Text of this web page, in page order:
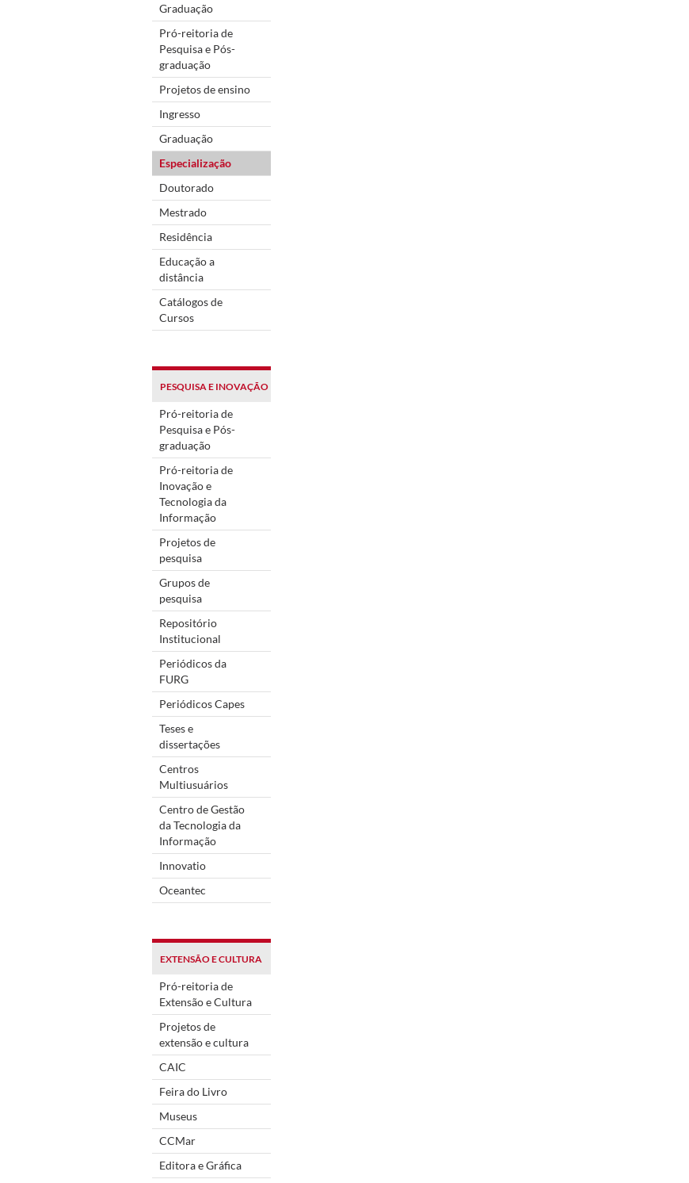
Graduação
Pró-reitoria de
Pesquisa e Pós-
graduação
Projetos de ensino
Ingresso
Graduação
Especialização
Doutorado
Mestrado
Residência
Educação a
distância
Catálogos de
Cursos
PESQUISA E INOVAÇÃO
Pró-reitoria de
Pesquisa e Pós-
graduação
Pró-reitoria de
Inovação e
Tecnologia da
Informação
Projetos de
pesquisa
Grupos de
pesquisa
Repositório
Institucional
Periódicos da
FURG
Periódicos Capes
Teses e
dissertações
Centros
Multiusuários
Centro de Gestão
da Tecnologia da
Informação
Innovatio
Oceantec
EXTENSÃO E CULTURA
Pró-reitoria de
Extensão e Cultura
Projetos de
extensão e cultura
CAIC
Feira do Livro
Museus
CCMar
Editora e Gráfica